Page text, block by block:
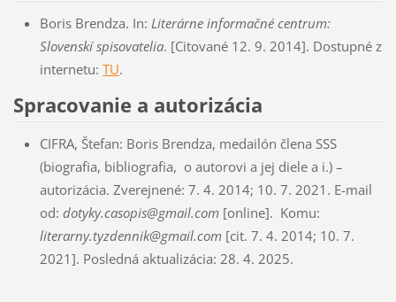
Boris Brendza. In: Literárne informačné centrum:
Slovenskí spisovatelia. [Citované 12. 9. 2014]. Dostupné z
internetu: TU.
Spracovanie a autorizácia
CIFRA, Štefan: Boris Brendza, medailón člena SSS
(biografia, bibliografia, o autorovi a jej diele a i.) –
autorizácia. Zverejnené: 7. 4. 2014; 10. 7. 2021. E-mail
od: dotyky.casopis@gmail.com[online]. Komu:
literarny.tyzdennik@gmail.com[cit. 7. 4. 2014; 10. 7.
2021]. Posledná aktualizácia: 28. 4. 2025.